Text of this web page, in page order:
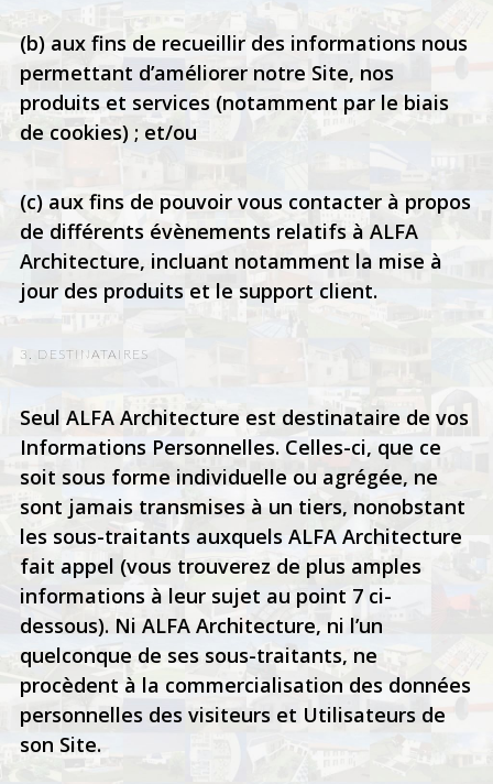
(b) aux fins de recueillir des informations nous
permettant d’améliorer notre Site, nos
produits et services (notamment par le biais
de cookies) ; et/ou
(c) aux fins de pouvoir vous contacter à propos
de différents évènements relatifs à ALFA
Architecture, incluant notamment la mise à
jour des produits et le support client.
3. DESTINATAIRES
Seul ALFA Architecture est destinataire de vos
Informations Personnelles. Celles-ci, que ce
soit sous forme individuelle ou agrégée, ne
sont jamais transmises à un tiers, nonobstant
les sous-traitants auxquels ALFA Architecture
fait appel (vous trouverez de plus amples
informations à leur sujet au point 7 ci-
dessous). Ni ALFA Architecture, ni l’un
quelconque de ses sous-traitants, ne
procèdent à la commercialisation des données
personnelles des visiteurs et Utilisateurs de
son Site.